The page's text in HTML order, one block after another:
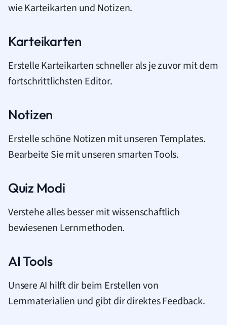
wie Karteikarten und Notizen.
Karteikarten
Erstelle Karteikarten schneller als je zuvor mit dem
fortschrittlichsten Editor.
Notizen
Erstelle schöne Notizen mit unseren Templates.
Bearbeite Sie mit unseren smarten Tools.
Quiz Modi
Verstehe alles besser mit wissenschaftlich
bewiesenen Lernmethoden.
AI Tools
Unsere AI hilft dir beim Erstellen von
Lernmaterialien und gibt dir direktes Feedback.